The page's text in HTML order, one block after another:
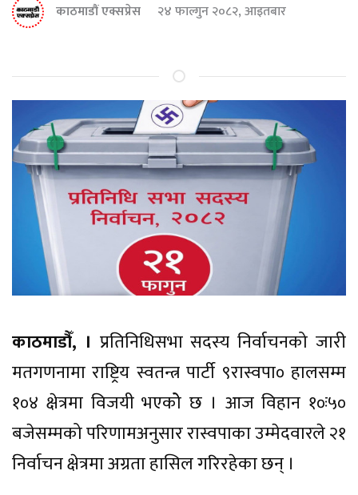
काठमाडौं एक्सप्रेस २४ फाल्गुन २०८२, आइतबार
काठमाडौँ, । प्रतिनिधिसभा सदस्य निर्वाचनको जारी
मतगणनामा राष्ट्रिय स्वतन्त्र पार्टी ९रास्वपा० हालसम्म
१०४ क्षेत्रमा विजयी भएकोे छ । आज विहान १०ः५०
बजेसम्मको परिणामअनुसार रास्वपाका उम्मेदवारले २१
निर्वाचन क्षेत्रमा अग्रता हासिल गरिरहेका छन् ।